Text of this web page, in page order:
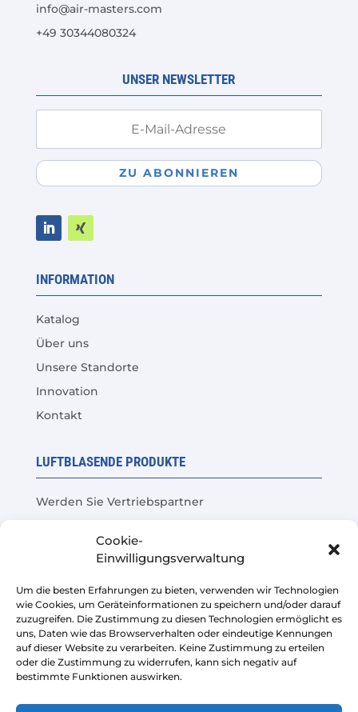
Cookie-
Einwilligungsverwaltung
Um die besten Erfahrungen zu bieten, verwenden wir Technologien
wie Cookies, um Geräteinformationen zu speichern und/oder darauf
zuzugreifen. Die Zustimmung zu diesen Technologien ermöglicht es
uns, Daten wie das Browserverhalten oder eindeutige Kennungen
auf dieser Website zu verarbeiten. Keine Zustimmung zu erteilen
oder die Zustimmung zu widerrufen, kann sich negativ auf
bestimmte Funktionen auswirken.
der
Produktseite
werden
info@air-masters.com
+49 30344080324
UNSER NEWSLETTER
ZU ABONNIEREN
INFORMATION
Katalog
Über uns
Unsere Standorte
Innovation
Kontakt
LUFTBLASENDE PRODUKTE
Werden Sie Vertriebspartner
Häufige Fragen
LEGAL
Rechtliche Warnung
Datenschutzrichtlinie
Verkaufsbedingungen der Plattform